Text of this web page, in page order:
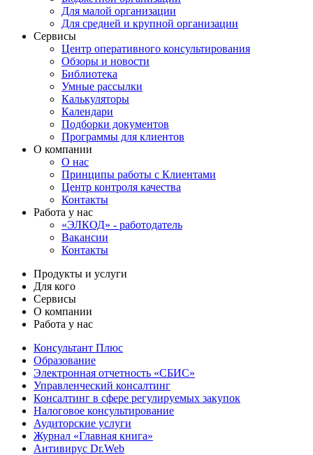
Для малой организации
Для средней и крупной организации
Сервисы
Центр оперативного консультирования
Обзоры и новости
Библиотека
Умные рассылки
Калькуляторы
Календари
Подборки документов
Программы для клиентов
О компании
О нас
Принципы работы с Клиентами
Центр контроля качества
Контакты
Работа у нас
«ЭЛКОД» - работодатель
Вакансии
Контакты
Продукты и услуги
Для кого
Сервисы
О компании
Работа у нас
Консультант Плюс
Образование
Электронная отчетность «СБИС»
Управленческий консалтинг
Консалтинг в сфере регулируемых закупок
Налоговое консультирование
Аудиторские услуги
Журнал «Главная книга»
Антивирус Dr.Web